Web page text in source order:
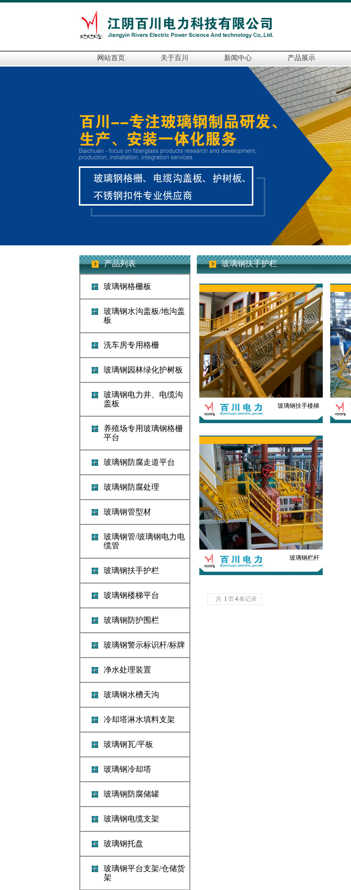
网站首页 关于百川 新闻中心 产品展示
产品列表
玻璃钢格栅板
玻璃钢水沟盖板/地沟盖
板
洗车房专用格栅
玻璃钢园林绿化护树板
玻璃钢电力井、电缆沟
盖板
养殖场专用玻璃钢格栅
平台
玻璃钢防腐走道平台
玻璃钢防腐处理
玻璃钢管型材
玻璃钢管/玻璃钢电力电
缆管
玻璃钢扶手护栏
玻璃钢楼梯平台
玻璃钢防护围栏
玻璃钢警示标识杆/标牌
净水处理装置
玻璃钢水槽天沟
冷却塔淋水填料支架
玻璃钢瓦/平板
玻璃钢冷却塔
玻璃钢防腐储罐
玻璃钢电缆支架
玻璃钢托盘
玻璃钢平台支架/仓储货
架
玻璃钢扶手护栏
玻璃钢扶手楼梯
玻璃钢栏杆
共 1 页4条记录